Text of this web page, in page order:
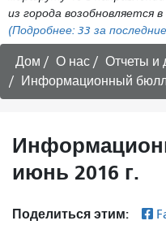
из города возобновляется
(Подробнее: 33 за
Дом О нас
Отчеты и
Информационный
июнь 2016 г.
Поделиться этим: